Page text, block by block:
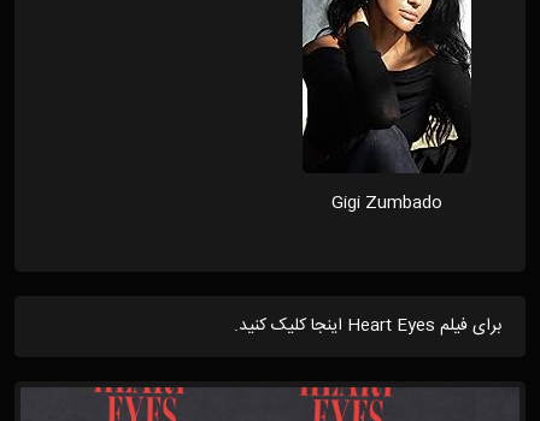
Gigi Zumbado
برای فیلم Heart Eyes اینجا کلیک کنید.